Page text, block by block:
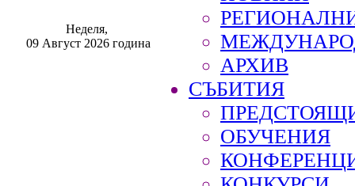
Неделя,
09 Август 2026 година
АРХИВ
СЪБИТИЯ
ОБУЧЕНИЯ